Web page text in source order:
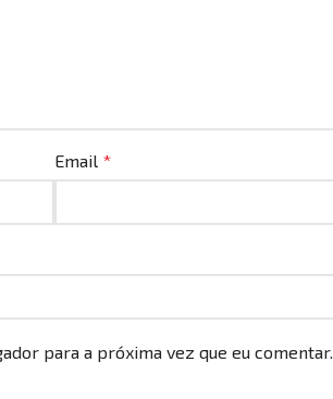
Email *
para a próxima vez que eu comentar.